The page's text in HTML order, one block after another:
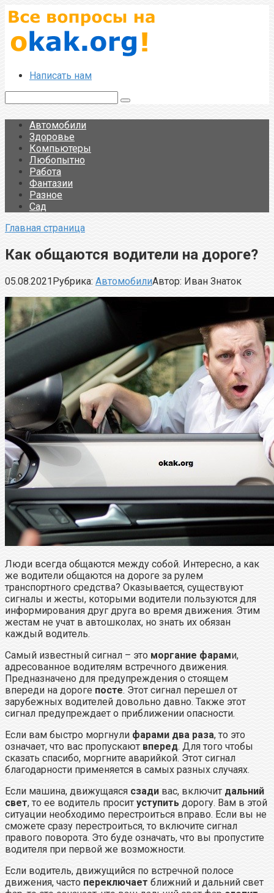
Перейти
к
контенту
Написать нам
Автомобили
Здоровье
Компьютеры
Любопытно
Работа
Фантазии
Разное
Сад
Главная страница
Как общаются водители на дороге?
05.08.2021Рубрика: АвтомобилиАвтор: Иван Знаток
Люди всегда общаются между собой. Интересно, а как
же водители общаются на дороге за рулем
транспортного средства? Оказывается, существуют
сигналы и жесты, которыми водители пользуются для
информирования друг друга во время движения. Этим
жестам не учат в автошколах, но знать их обязан
каждый водитель.
Самый известный сигнал – это моргание фарами,
адресованное водителям встречного движения.
Предназначено для предупреждения о стоящем
впереди на дороге посте. Этот сигнал перешел от
зарубежных водителей довольно давно. Также этот
сигнал предупреждает о приближении опасности.
Если вам быстро моргнули фарами два раза, то это
означает, что вас пропускают вперед. Для того чтобы
сказать спасибо, моргните аварийкой. Этот сигнал
благодарности применяется в самых разных случаях.
Если машина, движущаяся сзади вас, включит дальний
свет, то ее водитель просит уступить дорогу. Вам в этой
ситуации необходимо перестроиться вправо. Если вы не
сможете сразу перестроиться, то включите сигнал
правого поворота. Это буде означать, что вы пропустите
водителя при первой же возможности.
Если водитель, движущийся по встречной полосе
движения, часто переключает ближний и дальний свет